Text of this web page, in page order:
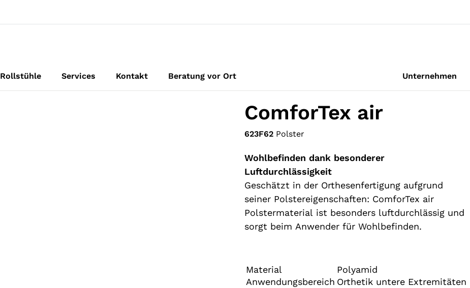
Rollstühle Services Kontakt Beratung vor Ort Unternehmen
ComforTex air
623F62 Polster
Wohlbefinden dank besonderer
Luftdurchlässigkeit
Geschätzt in der Orthesenfertigung aufgrund
seiner Polstereigenschaften: ComforTex air
Polstermaterial ist besonders luftdurchlässig und
sorgt beim Anwender für Wohlbefinden.
Material
Polyamid
Anwendungsbereich Orthetik untere Extremitäten